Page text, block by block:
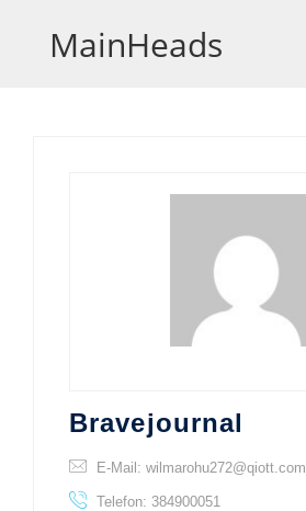
MainHeads
Bravejournal
E-Mail: wilmarohu272@qiott.com
Telefon: 384900051